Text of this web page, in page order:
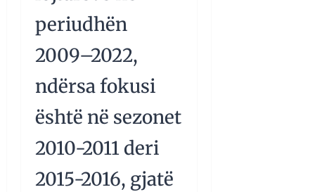
periudhën
2009–2022,
ndërsa fokusi
është në sezonet
2010-2011 deri
2015-2016, gjatë